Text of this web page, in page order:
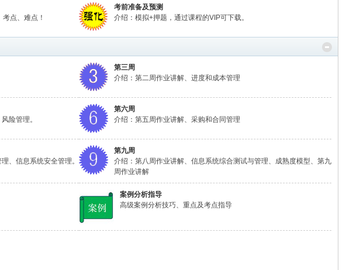
点、难点！
考前准备及预测
介绍：模拟+押题，通过课程的VIP可下载。
第三周
介绍：第二周作业讲解、进度和成本管理
险管理。
第六周
介绍：第五周作业讲解、采购和合同管理
、信息系统安全管理。
第九周
介绍：第八周作业讲解、信息系统综合测试与管理、成熟度模型、第九
周作业讲解
案例分析指导
高级案例分析技巧、重点及考点指导